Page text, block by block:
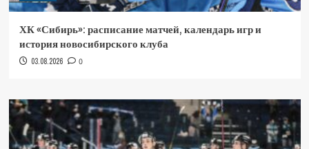
ХК «Сибирь»: расписание матчей, календарь игр и
история новосибирского клуба
03.08.2026 0